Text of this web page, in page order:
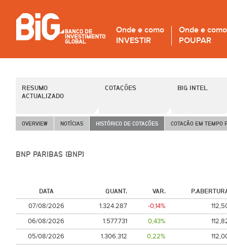
Onde e como
INVESTIR
Onde e como
POUPAR
RESUMO
ACTUALIZADO
COTAÇÕES BIG INTEL
OVERVIEW NOTÍCIAS HISTÓRICO DE COTAÇÕES COTAÇÃO EM TEMPO
BNP PARIBAS (BNP)
DATA QUANT. VAR.
07/08/2026
1.324.287 -0,14%
06/08/2026
1.577.731 0,43%
05/08/2026
1.306.312 0,22%